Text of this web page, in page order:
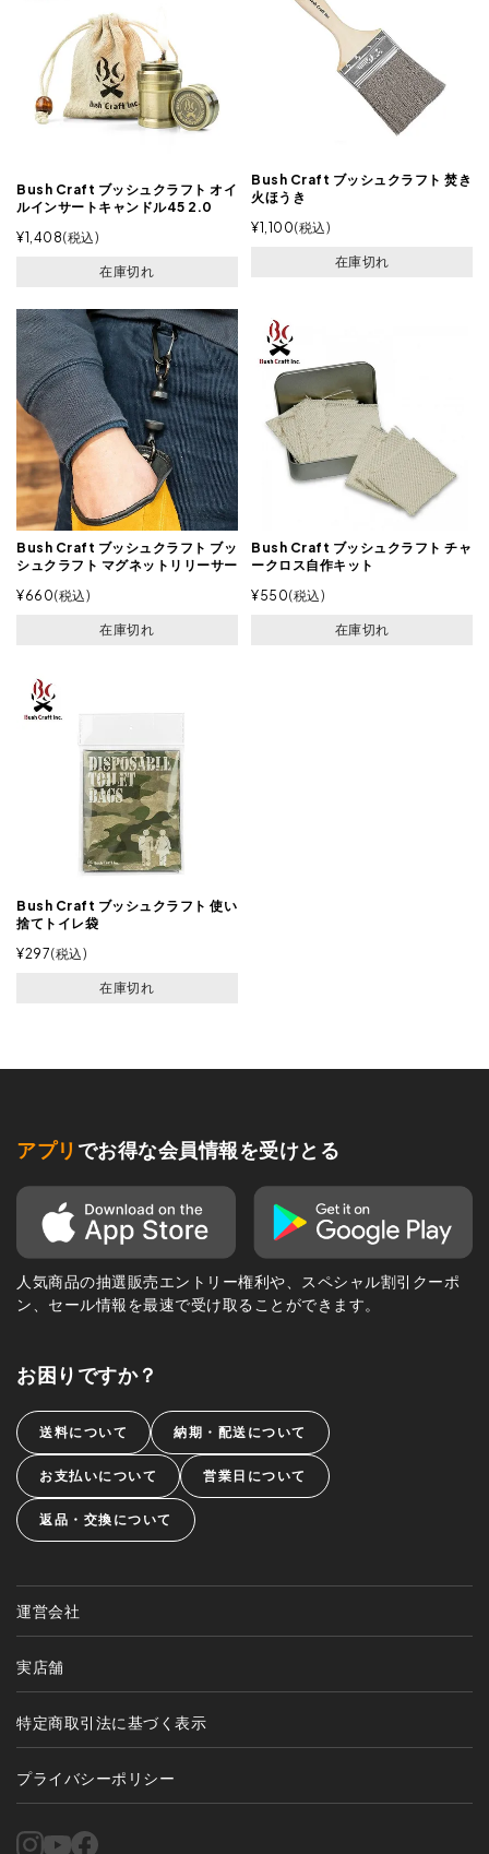
Bush Craft ブッシュクラフト オイ
ルインサートキャンドル45 2.0
¥1,408 税込
在庫切れ
Bush Craft ブッシュクラフト 焚き
火ほうき
¥1,100 税込
在庫切れ
Bush Craft ブッシュクラフト ブッ
シュクラフト マグネットリリーサー
¥660 税込
在庫切れ
Bush Craft ブッシュクラフト チャ
ークロス自作キット
¥550 税込
在庫切れ
Bush Craft ブッシュクラフト 使い
捨てトイレ袋
¥297 税込
在庫切れ
アプリ でお得な会員情報を受けとる
人気商品の抽選販売エントリー権利や、スペシャル割引クーポ
ン、セール情報を最速で受け取ることができます。
お困りですか？
送料について 納期・配送について
お支払いについて 営業日について
返品・交換について
運営会社
実店舗
特定商取引法に基づく表示
プライバシーポリシー